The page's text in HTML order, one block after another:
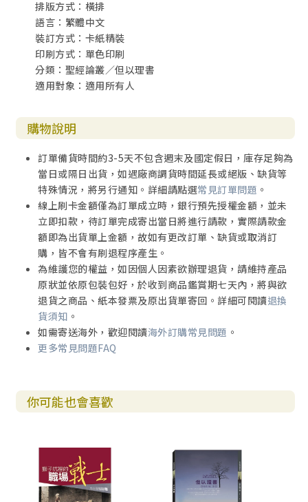
排版方式：橫排
語言：繁體中文
裝訂方式：卡紙精裝
印刷方式：單色印刷
分類：聖經論叢／但以理書
適用對象：適用所有人
購物說明
訂單備貨時間約3-5天不包含週末及國定假日，庫存足夠為
當日或隔日出貨，如遇廠商調貨時間延長或絕版、缺貨等
特殊情況，將另行通知。詳細請點選常見訂單問題 。
線上刷卡金額僅為訂單成立時，銀行預先授權金額，並未
立即扣款，待訂單完成寄出當日將進行請款，實際請款金
額即為出貨單上金額，故如有更改訂單、缺貨或取消訂
購，皆不會有刷退程序產生。
為維護您的權益，如因個人因素欲辦理退貨，請維持產品
原狀並依原包裝包好，於收到商品鑑賞期七天內，將與欲
退貨之商品、紙本發票及原出貨單寄回。詳細可閱讀退換
貨須知 。
如需寄送海外，歡迎閱讀海外訂購常見問題 。
更多常見問題FAQ
你可能也會喜歡